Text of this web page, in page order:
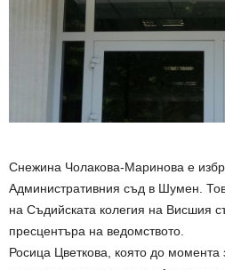
Снежина Чолакова-Маринова е
Административния съд в Шумен.
на Съдийската колегия на Висшия
пресцентъра на ведомството.
Росица Цветкова, която до